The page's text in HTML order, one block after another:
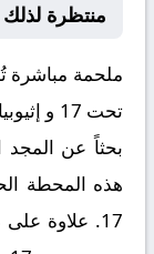
منتظرة
ملحمة مباشرة
بحثاً عن
هذه المحطة
17. علاوة